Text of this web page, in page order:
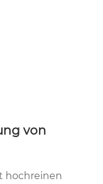
von
hochreinen